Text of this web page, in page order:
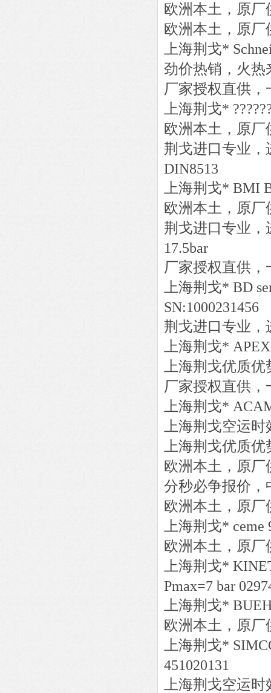
欧洲本土，原厂
欧洲本土，原厂
上海荆戈*
劲价热销，火热
厂家授权直供
上海荆戈*
欧洲本土，原厂
荆戈进口专业，
DIN8513
上海荆戈* BMI
欧洲本土，原厂
荆戈进口专业，
17.5bar
厂家授权直供
上海荆戈* BD
SN:1000231456
荆戈进口专业，
上海荆戈*
上海荆戈优质
厂家授权直供
上海荆戈*
上海荆戈空运时
上海荆戈优质
欧洲本土，原厂
分秒必争报价，
欧洲本土，原厂
上海荆戈* ceme
欧洲本土，原厂
上海荆戈*
Pmax=7 bar
上海荆戈*
欧洲本土，原厂
上海荆戈*
451020131
上海荆戈空运时